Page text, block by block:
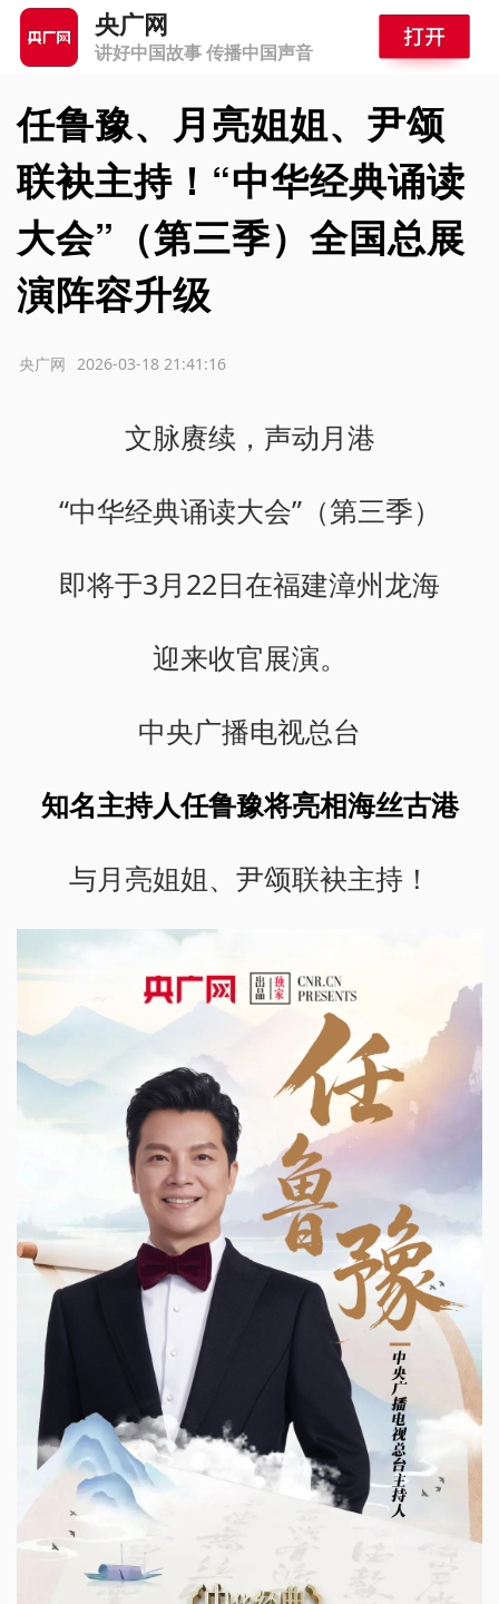
央广网
讲好中国故事 传播中国声音
任鲁豫、月亮姐姐、尹颂
联袂主持！“中华经典诵读
大会”（第三季）全国总展
演阵容升级
2026-03-18 21:41:16
央广网
文脉赓续，声动月港
“中华经典诵读大会”（第三季）
即将于3月22日在福建漳州龙海
迎来收官展演。
中央广播电视总台
知名主持人任鲁豫将亮相海丝古港
与月亮姐姐、尹颂联袂主持！